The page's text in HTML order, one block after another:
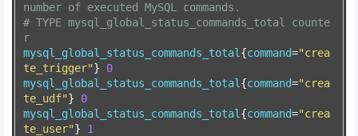
number of executed MySQL commands.
# TYPE mysql_global_status_commands_total counte
r
mysql_global_status_commands_total{command="crea
te_trigger"}
0
mysql_global_status_commands_total{command="crea
te_udf"}
0
mysql_global_status_commands_total{command="crea
te_user"}
1